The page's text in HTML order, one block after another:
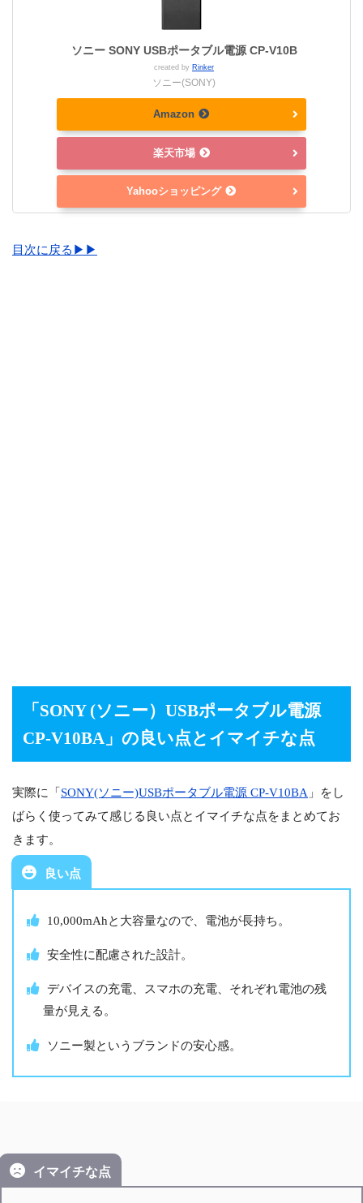
ソニー SONY USBポータブル電源 CP-V10B
created by Rinker
ソニー(SONY)
Amazon
楽天市場
Yahooショッピング
目次に戻る▶▶
「 SONY (ソニー）USBポータブル電源
CP-V10BA 」の良い点とイマイチな点
実際に「SONY(ソニー)USBポータブル電源 CP-V10BA 」をし
ばらく使ってみて感じる良い点とイマイチな点をまとめてお
きます。
良い点
10,000mAhと大容量なので、電池が長持ち。
安全性に配慮された設計。
デバイスの充電、スマホの充電、それぞれ電池の残
量が見える。
ソニー製というブランドの安心感。
イマイチな点